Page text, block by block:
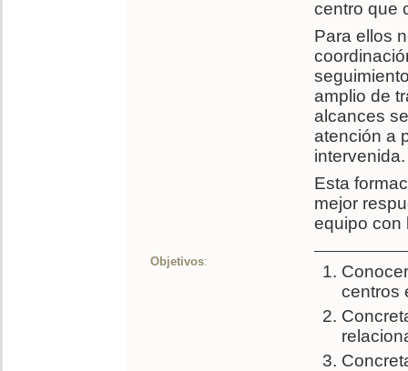
centro que
Para ellos
amplio de
alcances
atención a
Esta
mejor
equipo con
Objetivos:
centros